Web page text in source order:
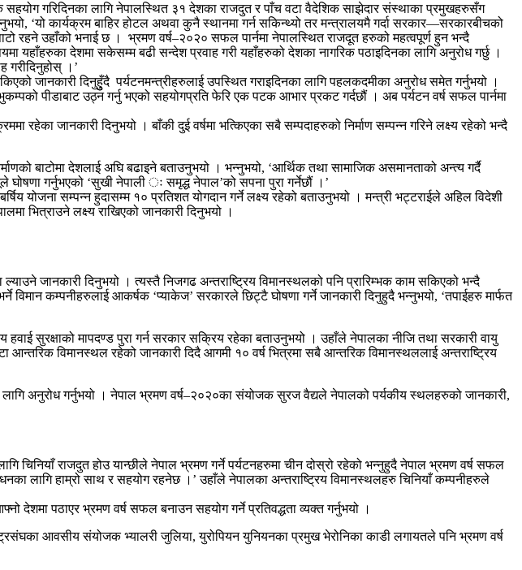
गरिदिनका लागि नेपालस्थित ३१ देशका राजदुत र पाँच वटा वैदेशिक साझेदार संस्थाका प्रमुखहरुसँग
‘यो कार्यक्रम बाहिर होटल अथवा कुनै स्थानमा गर्न सकिन्थ्यो तर मन्त्रालयमै गर्दा सरकार—सरकारबीचको
रहने उहाँको भनाई छ । भ्रमण वर्ष–२०२० सफल पार्नमा नेपालस्थित राजदूत हरुको महत्वपूर्ण हुन भन्दै
यहाँहरुका देशमा सकेसम्म बढी सन्देश प्रवाह गरी यहाँहरुको देशका नागरिक पठाइदिनका लागि अनुरोध गर्छु ।
गरीदिनुहोस् ।’
जानकारी दिनुहुुुँदै पर्यटनमन्त्रीहरुलाई उपस्थित गराइदिनका लागि पहलकदमीका अनुरोध समेत गर्नुभयो ।
पीडाबाट उठ्न गर्नु भएको सहयोगप्रति फेरि एक पटक आभार प्रकट गर्दछौं । अब पर्यटन वर्ष सफल पार्नमा
रहेका जानकारी दिनुभयो । बाँकी दुई वर्षमा भत्किएका सबै सम्पदाहरुको निर्माण सम्पन्न गरिने लक्ष्य रहेको भन्दै
बाटोमा देशलाई अघि बढाइने बताउनुभयो । भन्नुभयो, ‘आर्थिक तथा सामाजिक असमानताको अन्त्य गर्दै
घोषणा गर्नुभएको ‘सुखी नेपाली ः समृद्ध नेपाल’को सपना पुरा गर्नेछौं ।’
योजना सम्पन्न हुदासम्म १० प्रतिशत योगदान गर्ने लक्ष्य रहेको बताउनुभयो । मन्त्री भट्टराईले अहिल विदेशी
भित्राउने लक्ष्य राखिएको जानकारी दिनुभयो ।
जानकारी दिनुभयो । त्यस्तै निजगढ अन्तराष्ट्रिय विमानस्थलको पनि प्रारिम्भक काम सकिएको भन्दै
विमान कम्पनीहरुलाई आकर्षक ‘प्याकेज’ सरकारले छिट्टै घोषणा गर्ने जानकारी दिनुहुदै भन्नुभयो, ‘तपाईहरु मार्फत
हवाई सुरक्षाको मापदण्ड पुरा गर्न सरकार सक्रिय रहेका बताउनुभयो । उहाँले नेपालका नीजि तथा सरकारी वायु
आन्तरिक विमानस्थल रहेको जानकारी दिदै आगमी १० वर्ष भित्रमा सबै आन्तरिक विमानस्थललाई अन्तराष्ट्रिय
लागि अनुरोध गर्नुभयो । नेपाल भ्रमण वर्ष–२०२०का संयोजक सुरज वैद्यले नेपालको पर्यकीय स्थलहरुको जानकारी,
चिनियाँ राजदुत होउ यान्छीले नेपाल भ्रमण गर्ने पर्यटनहरुमा चीन दोस्रो रहेको भन्नुहुदै नेपाल भ्रमण वर्ष सफल
लागि हाम्रो साथ र सहयोग रहनेछ ।’ उहाँले नेपालका अन्तराष्ट्रिय विमानस्थलहरु चिनियाँ कम्पनीहरुले
देशमा पठाएर भ्रमण वर्ष सफल बनाउन सहयोग गर्ने प्रतिवद्धता व्यक्त गर्नुभयो ।
आवसीय संयोजक भ्यालरी जुलिया, युरोपियन युनियनका प्रमुख भेरोनिका काडी लगायतले पनि भ्रमण वर्ष